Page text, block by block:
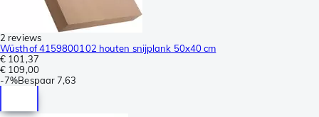
2 reviews
Wüsthof 4159800102 houten snijplank 50x40 cm
€ 101,37
€ 109,00
-7%Bespaar7,63